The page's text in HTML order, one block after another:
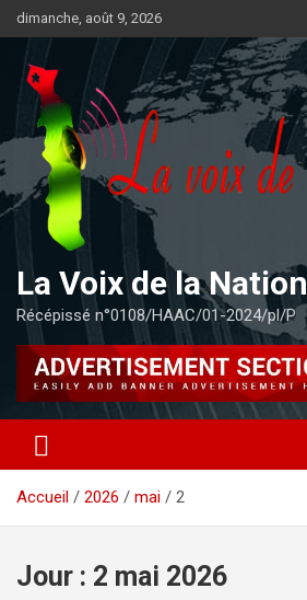
Aller
au
contenu
dimanche, août 9, 2026
La Voix de la Nation
Récépissé n°0108/HAAC/01-2024/pl/P
Accueil 2026 mai 2
Jour : 2 mai 2026